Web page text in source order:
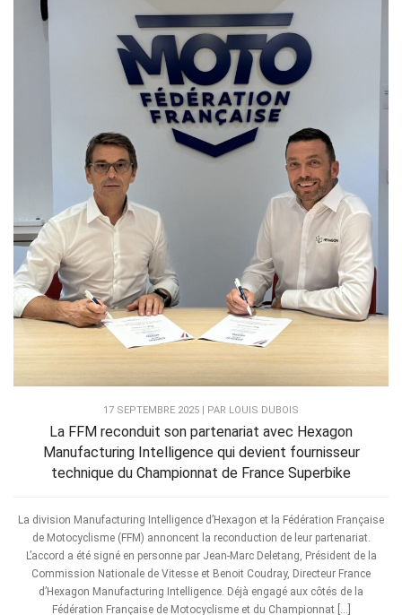
17 SEPTEMBRE 2025 | PAR LOUIS DUBOIS
La FFM reconduit son partenariat avec Hexagon
Manufacturing Intelligence qui devient fournisseur
technique du Championnat de France Superbike
La division Manufacturing Intelligence d’Hexagon et la Fédération Française
de Motocyclisme (FFM) annoncent la reconduction de leur partenariat.
L’accord a été signé en personne par Jean-Marc Deletang, Président de la
Commission Nationale de Vitesse et Benoit Coudray, Directeur France
d’Hexagon Manufacturing Intelligence. Déjà engagé aux côtés de la
Fédération Française de Motocyclisme et du Championnat […]